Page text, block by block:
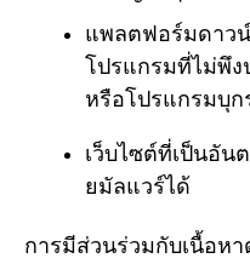
แพลตฟอร์มดาว
โปรแกรมที่ไม่พึง
หรือโปรแกรมบุก
เว็บไซต์ที่เป็นอัน
ยมัลแวร์ได้
การมีส่วนร่วมกับเนื้อห